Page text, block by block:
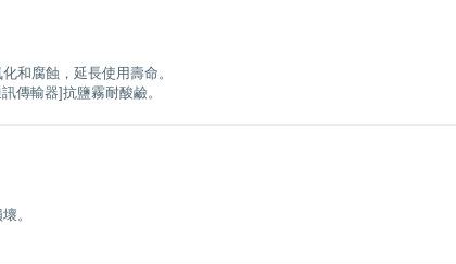
和腐蝕，延長使用壽命。
傳輸器]抗鹽霧耐酸鹼。
。